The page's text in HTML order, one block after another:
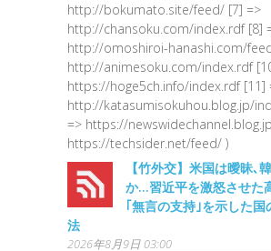
http://bokumato.site/feed/ [7] =>
http://chansoku.com/index.rdf [8]
http://omoshiroi-hanashi.com/
http://animesoku.com/index.rdf
https://hoge5ch.info/index.rdf [11]
http://katasumisokuhou.blog.jp/
=> https://
https://techsider.net/feed/ )
【竹外交】米国は曖昧､
か…習近平を激怒させた
｢無言の支持｣を示した国
法
2026年8月9日 03:00